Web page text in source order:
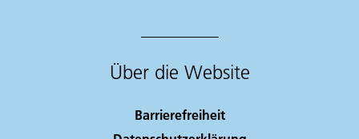
Über die Website
Barrierefreiheit